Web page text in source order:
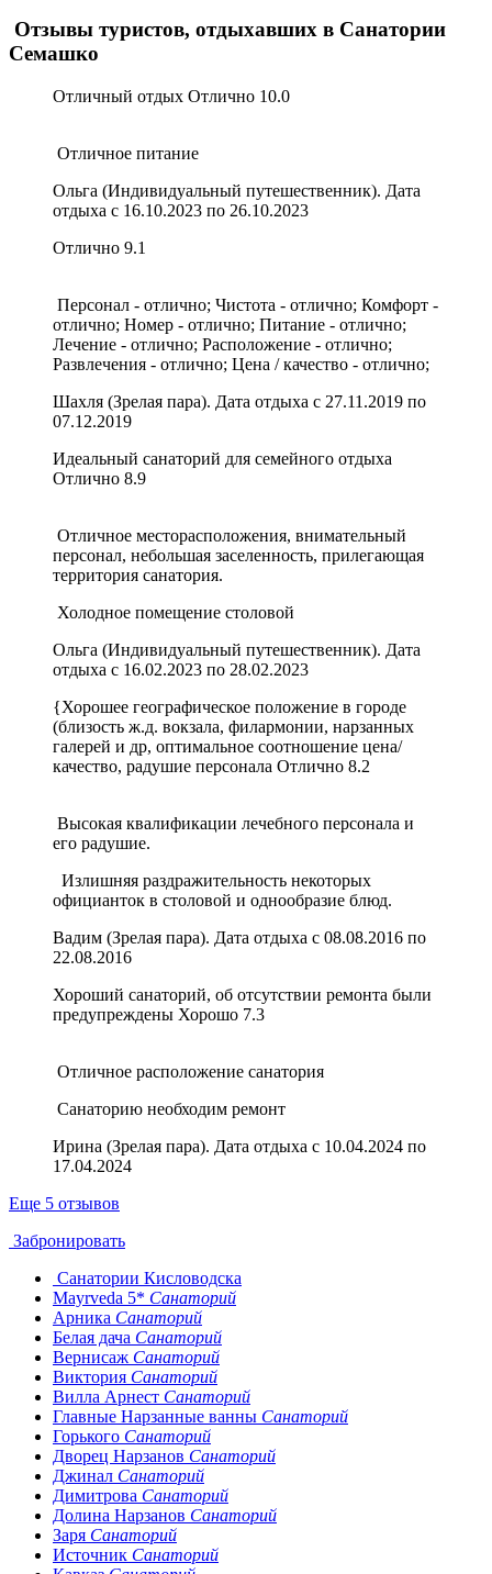
Отзывы туристов, отдыхавших в Санатории
Семашко
Отличный отдых Отлично 10.0
Отличное питание
Ольга (Индивидуальный путешественник). Дата
отдыха с 16.10.2023 по 26.10.2023
Отлично 9.1
Персонал - отлично; Чистота - отлично; Комфорт -
отлично; Номер - отлично; Питание - отлично;
Лечение - отлично; Расположение - отлично;
Развлечения - отлично; Цена / качество - отлично;
Шахля (Зрелая пара). Дата отдыха с 27.11.2019 по
07.12.2019
Идеальный санаторий для семейного отдыха
Отлично 8.9
Отличное месторасположения, внимательный
персонал, небольшая заселенность, прилегающая
территория санатория.
Холодное помещение столовой
Ольга (Индивидуальный путешественник). Дата
отдыха с 16.02.2023 по 28.02.2023
{Хорошее географическое положение в городе
(близость ж.д. вокзала, филармонии, нарзанных
галерей и др, оптимальное соотношение цена/
качество, радушие персонала Отлично 8.2
Высокая квалификации лечебного персонала и
его радушие.
Излишняя раздражительность некоторых
официанток в столовой и однообразие блюд.
Вадим (Зрелая пара). Дата отдыха с 08.08.2016 по
22.08.2016
Хороший санаторий, об отсутствии ремонта были
предупреждены Хорошо 7.3
Отличное расположение санатория
Санаторию необходим ремонт
Ирина (Зрелая пара). Дата отдыха с 10.04.2024 по
17.04.2024
Еще 5 отзывов
Забронировать
Санатории Кисловодска
Mayrveda 5* Санаторий
Арника Санаторий
Белая дача Санаторий
Вернисаж Санаторий
Виктория Санаторий
Вилла Арнест Санаторий
Главные Нарзанные ванны Санаторий
Горького Санаторий
Дворец Нарзанов Санаторий
Джинал Санаторий
Димитрова Санаторий
Долина Нарзанов Санаторий
Заря Санаторий
Источник Санаторий